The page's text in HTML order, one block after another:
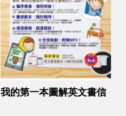
我的第一本圖解英文書信